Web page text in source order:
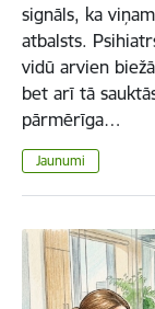
signāls, ka
atbalsts.
vidū arvien
bet arī tā
pārmērīga…
Jaunumi